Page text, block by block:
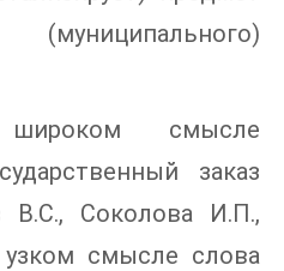
(муниципального)
смысле
заказ
В.С., Соколова И.П.,
смысле слова